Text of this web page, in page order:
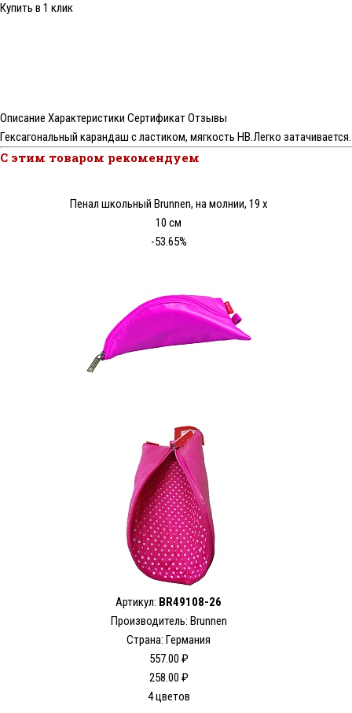
Купить в 1 клик
Описание Характеристики СертификатОтзывы
Гексагональный карандаш с ластиком, мягкость НВ.Легко затачивается.
С этим товаром рекомендуем
Пенал школьный Brunnen, на молнии, 19 х
10 см
-53.65%
Артикул: BR49108-26
Производитель: Brunnen
Страна: Германия
557.00 ₽
258.00 ₽
4 цветов